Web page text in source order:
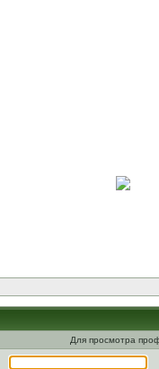
Для просмотра